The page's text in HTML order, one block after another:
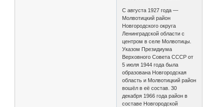
С августа 1927 года —
Молвотицкий район
Новгородского округа
Ленинградской области с
центром в селе Молвотицы.
Указом Президиума
Верховного Совета СССР от
5 июля 1944 года была
образована Новгородская
область и Молвотицкий район
вошёл в её состав. 30
декабря 1966 года район в
составе Новгородской